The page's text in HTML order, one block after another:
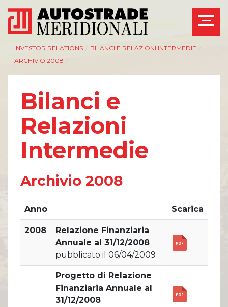
AZIENDA
Management
Bilanci e relazioni
intermedie
Modello Organizzativo
Calendario eventi
societari
Comunicati Stampa
Organi Sociali
ETHICS OFFICE
INVESTOR RELATIONS BILANCI E RELAZIONI INTERMEDIE
ARCHIVIO 2008
Bilanci e
Relazioni
Intermedie
Archivio 2008
Anno Scarica
2008
Relazione Finanziaria
Annuale al 31/12/2008
pubblicato il 06/04/2009
Progetto di Relazione
Finanziaria Annuale al
31/12/2008